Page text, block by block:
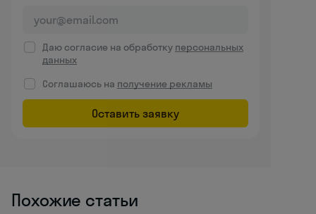
Даю согласие на обработку персональных
данных
Соглашаюсь на получение рекламы
Оставить заявку
Похожие статьи